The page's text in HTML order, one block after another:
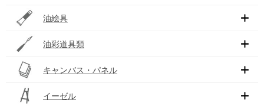
油絵具
油彩道具類
キャンバス・パネル
イーゼル